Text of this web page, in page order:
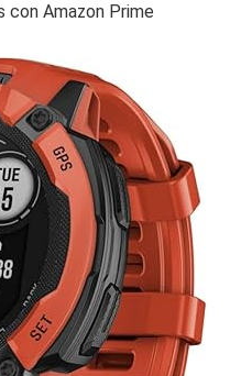
con Amazon Prime